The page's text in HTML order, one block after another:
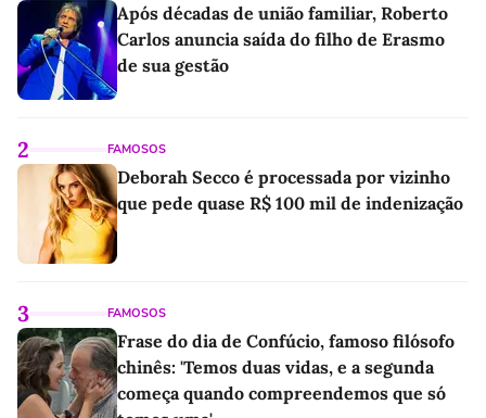
Após décadas de união familiar, Roberto
Carlos anuncia saída do filho de Erasmo
de sua gestão
2 FAMOSOS
Deborah Secco é processada por vizinho
que pede quase R$ 100 mil de indenização
3 FAMOSOS
Frase do dia de Confúcio, famoso filósofo
chinês: 'Temos duas vidas, e a segunda
começa quando compreendemos que só